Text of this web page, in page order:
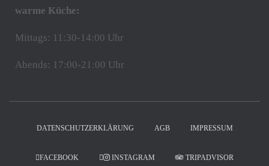
warme Küche:
Mittags: 11:30-14:00 Uhr
Abends: 17:00-21:00 Uhr
DATENSCHUTZERKLÄRUNG AGB IMPRESSUM
FACEBOOK INSTAGRAM TRIPADVISOR